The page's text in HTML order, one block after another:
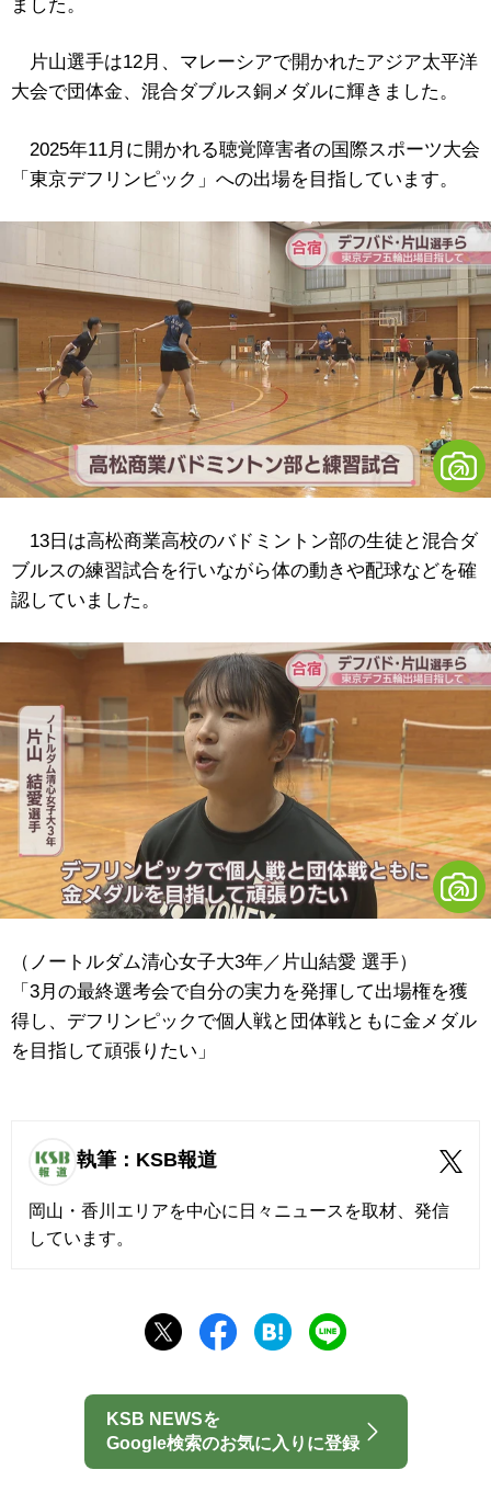
ました。
片山選手は12月、マレーシアで開かれたアジア太平洋
大会で団体金、混合ダブルス銅メダルに輝きました。
2025年11月に開かれる聴覚障害者の国際スポーツ大会
「東京デフリンピック」への出場を目指しています。
13日は高松商業高校のバドミントン部の生徒と混合ダ
ブルスの練習試合を行いながら体の動きや配球などを確
認していました。
（ノートルダム清心女子大3年／片山結愛 選手）
「3月の最終選考会で自分の実力を発揮して出場権を獲
得し、デフリンピックで個人戦と団体戦ともに金メダル
を目指して頑張りたい」
執筆：KSB報道
岡山・香川エリアを中心に日々ニュースを取材、発信
しています。
KSB NEWSを
Google検索のお気に入りに登録